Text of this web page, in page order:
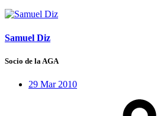
Samuel Diz
Socio de la AGA
29 Mar 2010